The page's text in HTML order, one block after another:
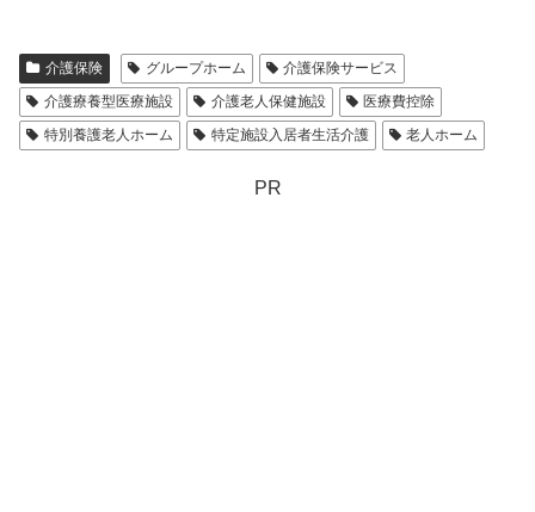
介護保険 グループホーム
介護保険サービス
介護療養型医療施設
介護老人保健施設
医療費控除
特別養護老人ホーム
特定施設入居者生活介護 老人ホーム
PR